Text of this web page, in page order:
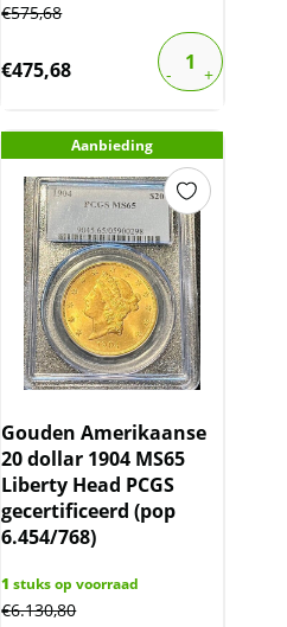
€575,68
€475,68
Aanbieding
Gouden Amerikaanse
20 dollar 1904 MS65
Liberty Head PCGS
gecertificeerd (pop
6.454/768)
1 stuks op voorraad
€6.130,80